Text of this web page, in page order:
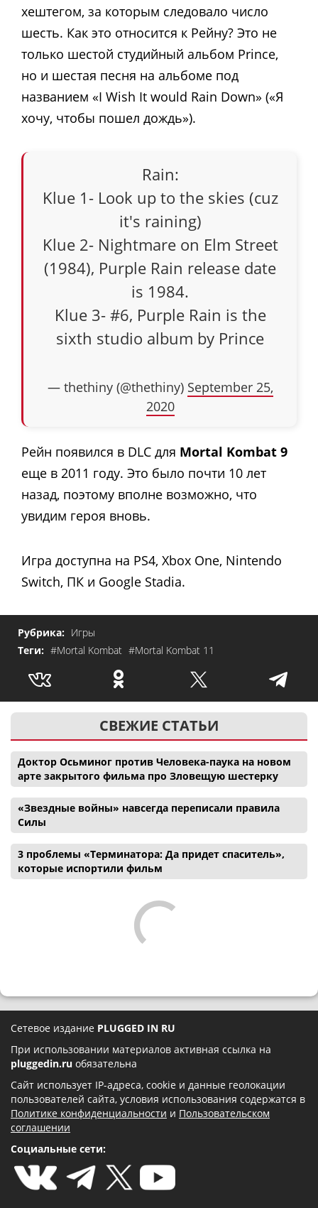
хештегом, за которым следовало число
шесть. Как это относится к Рейну? Это не
только шестой студийный альбом Prince,
но и шестая песня на альбоме под
названием «I Wish It would Rain Down» («Я
хочу, чтобы пошел дождь»).
Rain:
Klue 1- Look up to the skies (cuz
it's raining)
Klue 2- Nightmare on Elm Street
(1984), Purple Rain release date
is 1984.
Klue 3- #6, Purple Rain is the
sixth studio album by Prince
— thethiny (@thethiny) September 25,
2020
Рейн появился в DLC для Mortal Kombat 9
еще в 2011 году. Это было почти 10 лет
назад, поэтому вполне возможно, что
увидим героя вновь.
Игра доступна на PS4, Xbox One, Nintendo
Switch, ПК и Google Stadia.
Рубрика: Игры
Теги: #Mortal Kombat #Mortal Kombat 11
СВЕЖИЕ СТАТЬИ
Доктор Осьминог против Человека-паука на новом
арте закрытого фильма про Зловещую шестерку
«Звездные войны» навсегда переписали правила
Силы
3 проблемы «Терминатора: Да придет спаситель»,
которые испортили фильм
Сетевое издание PLUGGED IN RU
При использовании материалов активная ссылка на
pluggedin.ru обязательна
Сайт использует IP-адреса, cookie и данные геолокации
пользователей сайта, условия использования содержатся в
Политике конфиденциальности и Пользовательском
соглашении
Социальные сети: